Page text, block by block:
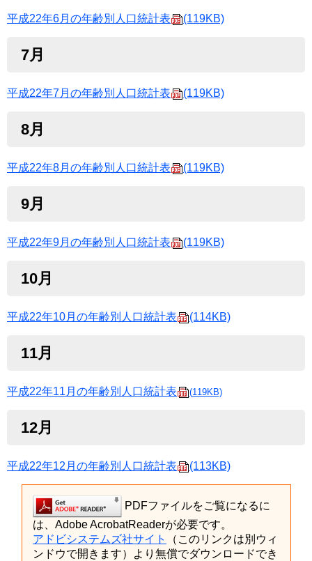
平成22年6月の年齢別人口統計表 (119KB)
7月
平成22年7月の年齢別人口統計表 (119KB)
8月
平成22年8月の年齢別人口統計表 (119KB)
9月
平成22年9月の年齢別人口統計表 (119KB)
10月
平成22年10月の年齢別人口統計表 (114KB)
11月
平成22年11月の年齢別人口統計表 (119KB)
12月
平成22年12月の年齢別人口統計表 (113KB)
PDFファイルをご覧になるに
は、Adobe AcrobatReaderが必要です。
アドビシステムズ社サイト
（このリンクは別ウィ
ンドウで開きます）より無償でダウンロードでき